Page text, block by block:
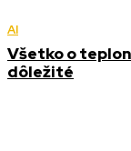
AI
Všetko o
dôležité